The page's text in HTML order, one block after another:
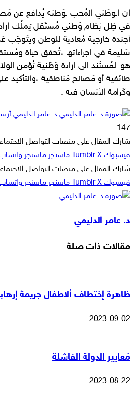
ان الوطَني المُحب لوَطنه يُدافع عن
في ظِل نِظام وَطني مُستَقل َيملُك
أجندة خارجية مُعادية للوطن ويتَوجَب
سَليمة في اجراءاتها ،تُحقق حياة
هو المُستَند الى ارادة وَطَنية تُؤمن
طائفية أو مَصالح مَناطقية ،والتأكيد
وكَرامة الأنسان فيه .
د. عامر الدليمي
147
شارك المقال على منصات التواصل
فيسبوك ‫X ماسنجر ماسنجر
شارك المقال على منصات التواصل
فيسبوك ‫X ماسنجر ماسنجر
د. عامر الدليمي
مقالات ذات صلة
ظاهرة إختطاف ألاطفال جريمة
2023-09-02
مَعايير الدولة الفاشلة
2023-08-22